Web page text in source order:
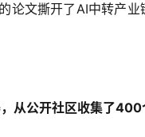
论文撕开了AI中转产
从公开社区收集了400